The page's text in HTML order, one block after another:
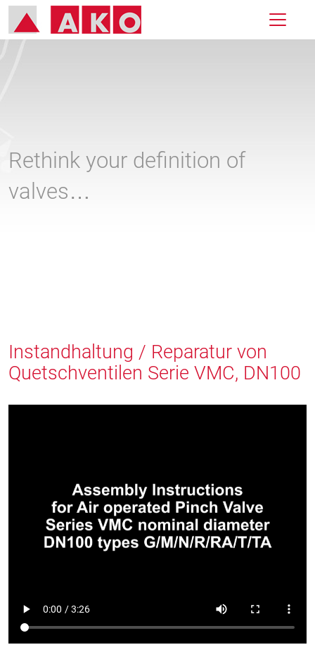
Rethink your definition of
valves…
Instandhaltung / Reparatur von
Quetschventilen Serie VMC, DN100